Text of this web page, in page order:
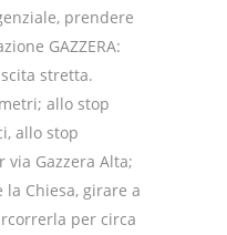
prendere
GAZZERA:
stretta.
allo stop
allo stop
via Gazzera Alta;
Chiesa, girare a
per circa